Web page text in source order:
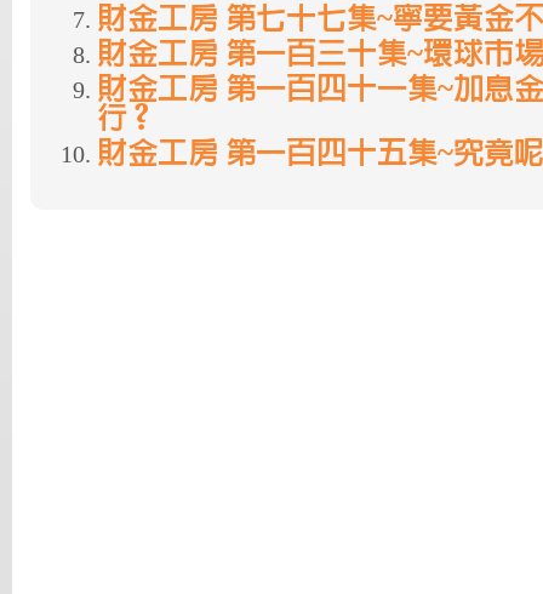
財金工房 第七十七集~寧要黃金
財金工房 第一百三十集~環球市
財金工房 第一百四十一集~加息
行？
財金工房 第一百四十五集~究竟